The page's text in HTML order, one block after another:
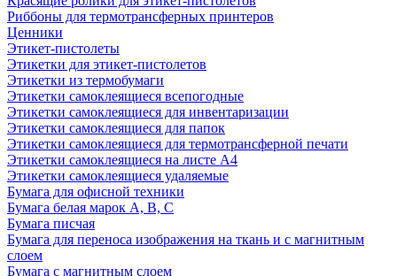
Риббоны для термотрансферных принтеров
Ценники
Этикет-пистолеты
Этикетки для этикет-пистолетов
Этикетки из термобумаги
Этикетки самоклеящиеся всепогодные
Этикетки самоклеящиеся для инвентаризации
Этикетки самоклеящиеся для папок
Этикетки самоклеящиеся для термотрансферной печати
Этикетки самоклеящиеся на листе А4
Этикетки самоклеящиеся удаляемые
Бумага для офисной техники
Бумага белая марок А, В, С
Бумага писчая
Бумага для переноса изображения на ткань и с магнитным
слоем
Бумага с магнитным слоем